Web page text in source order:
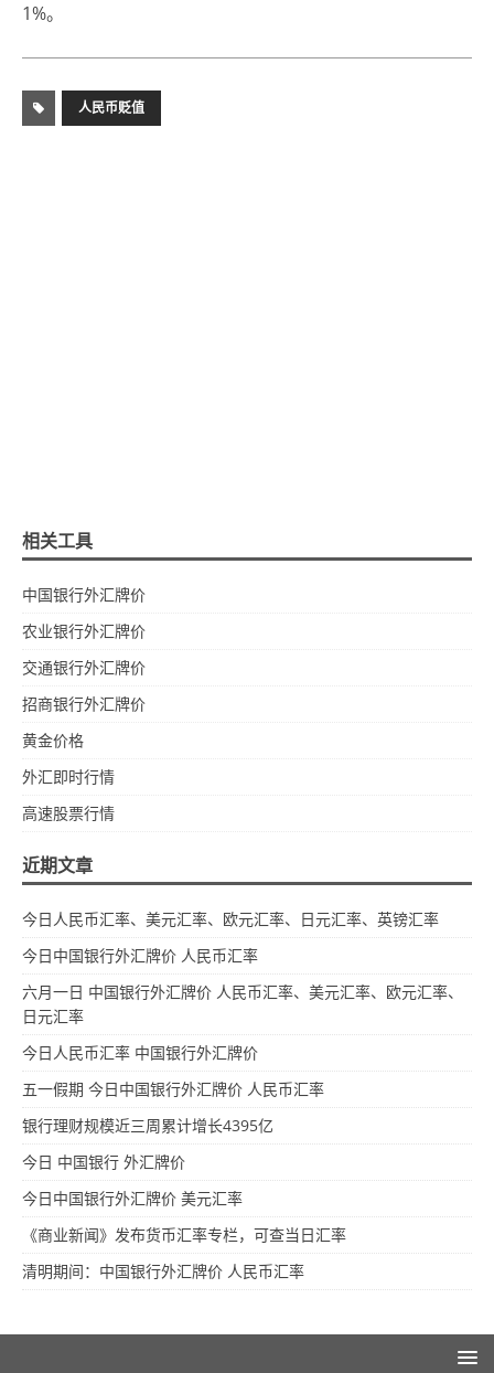
1%。
人民币贬值
相关工具
中国银行外汇牌价
农业银行外汇牌价
交通银行外汇牌价
招商银行外汇牌价
黄金价格
外汇即时行情
高速股票行情
近期文章
今日人民币汇率、美元汇率、欧元汇率、日元汇率、英镑汇率
今日中国银行外汇牌价 人民币汇率
六月一日 中国银行外汇牌价 人民币汇率、美元汇率、欧元汇率、
日元汇率
今日人民币汇率 中国银行外汇牌价
五一假期 今日中国银行外汇牌价 人民币汇率
银行理财规模近三周累计增长4395亿
今日 中国银行 外汇牌价
今日中国银行外汇牌价 美元汇率
《商业新闻》发布货币汇率专栏，可查当日汇率
清明期间：中国银行外汇牌价 人民币汇率